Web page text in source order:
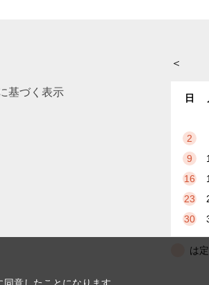
基づく表示
＜
日
2
9
16
23
30
は